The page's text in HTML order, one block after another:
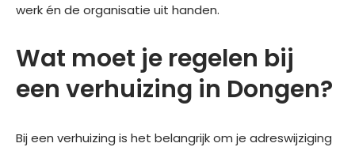
werk én de organisatie uit handen.
Wat moet je regelen bij
een verhuizing in Dongen?
Bij een verhuizing is het belangrijk om je adreswijziging